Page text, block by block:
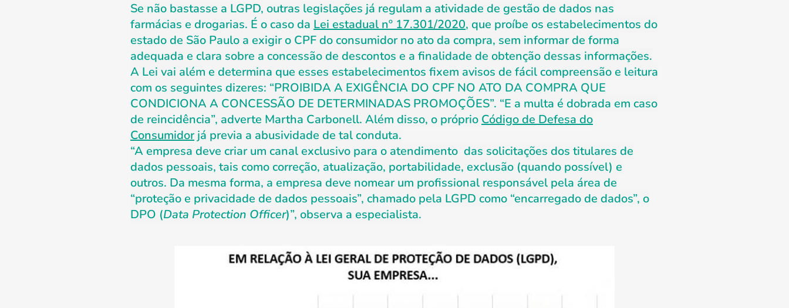
Se não bastasse a LGPD, outras legislações já regulam a atividade de gestão de dados nas
farmácias e drogarias. É o caso da Lei estadual nº 17.301/2020, que proíbe os estabelecimentos do
estado de São Paulo a exigir o CPF do consumidor no ato da compra, sem informar de forma
adequada e clara sobre a concessão de descontos e a finalidade de obtenção dessas informações.
A Lei vai além e determina que esses estabelecimentos fixem avisos de fácil compreensão e leitura
com os seguintes dizeres: “PROIBIDA A EXIGÊNCIA DO CPF NO ATO DA COMPRA QUE
CONDICIONA A CONCESSÃO DE DETERMINADAS PROMOÇÕES”. “E a multa é dobrada em caso
de reincidência”, adverte Martha Carbonell. Além disso, o próprio Código de Defesa do
Consumidor já previa a abusividade de tal conduta.
“A empresa deve criar um canal exclusivo para o atendimento das solicitações dos titulares de
dados pessoais, tais como correção, atualização, portabilidade, exclusão (quando possível) e
outros. Da mesma forma, a empresa deve nomear um profissional responsável pela área de
“proteção e privacidade de dados pessoais”, chamado pela LGPD como “encarregado de dados”, o
DPO (Data Protection Officer)”, observa a especialista.